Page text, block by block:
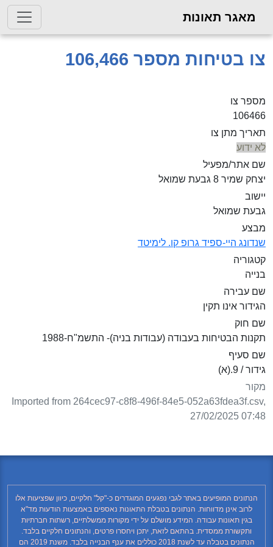
מאגר תאונות
צו בטיחות מספר 106,466
מספר צו
106466
תאריך מתן צו
לא ידוע
שם אתר/מפעיל
יצחק שמיר 8 גבעת שמואל
יישוב
גבעת שמואל
מבצע
שנדונג היי-ספיד גרופ קו. לימיטד
קטגוריה
בנייה
שם עבירה
הגידור אינו תקין
שם חוק
תקנות הבטיחות בעבודה (עבודות בניה)- התשמ"ח-1988
שם סעיף
גידור / 9.(א)
מקור
Imported from 264cec97-c8f8-496f-84e5-052a63fdea3f.csv,
27/02/2025 07:48
הנתונים המופיעים באתר לגבי נפגעים המוגדרים כ-"קל" חלקיים, כיוון שפציעות אלו
לרוב אינן מדווחות. הנתונים בטבלת התאונות נאספים באמצעות הודעות מד"א
בגין תאונות עבודה. המידע מושלם על ידי מקורות ממשלתיים, רשתות חברתיות
ותקשורת ממסדית. בהתאם לזאת, יתכן ויחסרו פרטים, והנתונים חלקיים בלבד.
הנתונים בטבלה עד לשנת 2018 כוללים את ענף הבנייה בלבד. משנת 2019 הם